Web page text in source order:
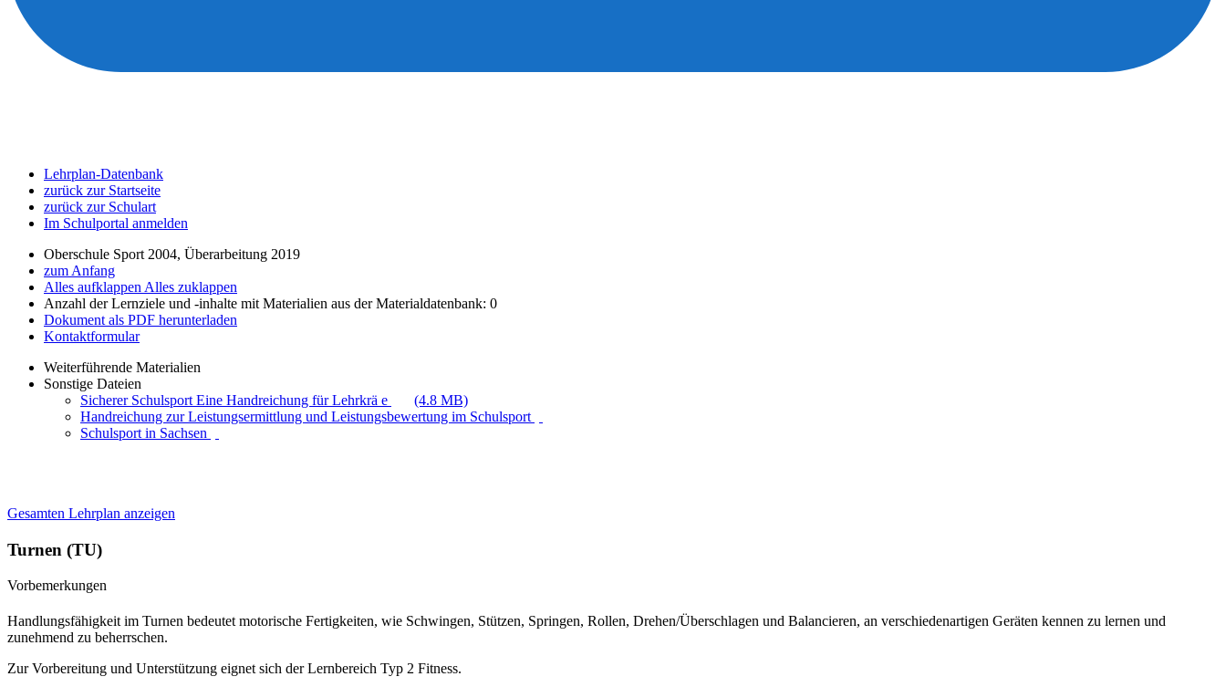
Lehrplan-Datenbank
zurück zur Startseite
zurück zur Schulart
Im Schulportal anmelden
Oberschule Sport 2004, Überarbeitung 2019
zum Anfang
Alles aufklappen Alles zuklappen
Anzahl der Lernziele und -inhalte mit Materialien aus der Materialdatenbank: 0
Dokument als PDF herunterladen
Kontaktformular
Weiterführende Materialien
Sonstige Dateien
Sicherer Schulsport Eine Handreichung für Lehrkrä e
(4.8 MB)
Handreichung zur Leistungsermittlung und Leistungsbewertung im Schulsport
Schulsport in Sachsen
Gesamten Lehrplan anzeigen
Turnen (TU)
Vorbemerkungen
Handlungsfähigkeit im Turnen bedeutet motorische Fertigkeiten, wie Schwingen, Stützen, Springen, Rollen, Drehen/Überschlagen und Balancieren, an verschiedenartigen Geräten kennen zu lernen und
zunehmend zu beherrschen.
Zur Vorbereitung und Unterstützung eignet sich der Lernbereich Typ 2 Fitness.